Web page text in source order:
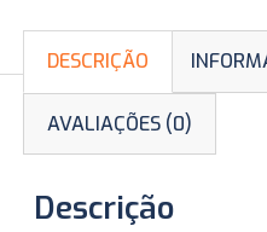
DESCRIÇÃO
AVALIAÇÕES (0)
Descrição